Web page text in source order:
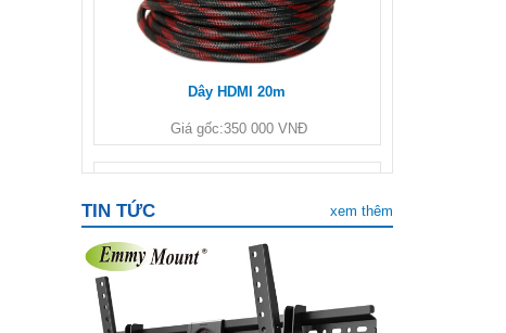
Dây HDMI 20m
Giá gốc:350 000 VNĐ
TIN TỨC xem thêm